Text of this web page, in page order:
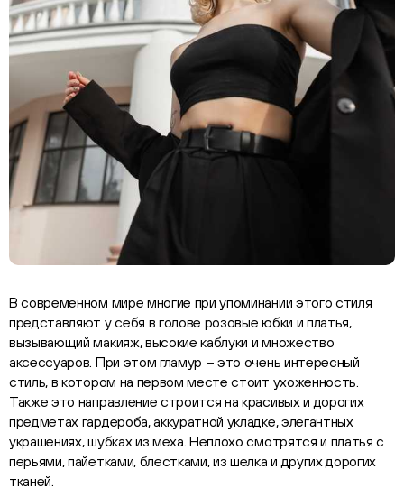
В современном мире многие при упоминании этого стиля
представляют у себя в голове розовые юбки и платья,
вызывающий макияж, высокие каблуки и множество
аксессуаров. При этом гламур – это очень интересный
стиль, в котором на первом месте стоит ухоженность.
Также это направление строится на красивых и дорогих
предметах гардероба, аккуратной укладке, элегантных
украшениях, шубках из меха. Неплохо смотрятся и платья с
перьями, пайетками, блестками, из шелка и других дорогих
тканей.